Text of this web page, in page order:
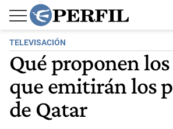
TELEVISACIÓN
Qué proponen
que emitirán los
de Qatar